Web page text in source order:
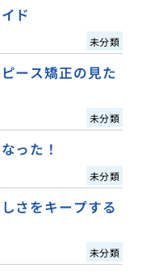
ド
未分類
ース矯正の見た
未分類
った！
未分類
さをキープする
未分類